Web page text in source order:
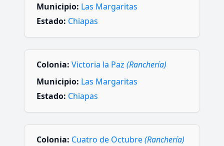
Municipio: Las Margaritas
Estado: Chiapas
Colonia: Victoria la Paz (Ranchería)
Municipio: Las Margaritas
Estado: Chiapas
Colonia: Cuatro de Octubre(Ranchería)